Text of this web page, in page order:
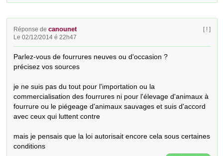
Réponse decanounet
Le 02/12/2014 é 22h47
[ ! ]
Parlez-vous de fourrures neuves ou d'occasion ?
précisez vos sources
je ne suis pas du tout pour l'importation ou la
commercialisation des fourrures ni pour l'élevage d'animaux à
fourrure ou le piégeage d'animaux sauvages et suis d'accord
avec ceux qui luttent contre
mais je pensais que la loi autorisait encore cela sous certaines
conditions